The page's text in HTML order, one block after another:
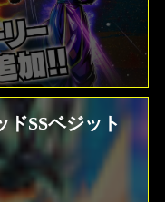
ドSSベジット